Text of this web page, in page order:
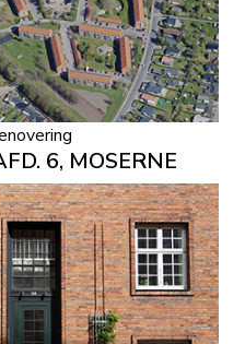
6, MOSERNE